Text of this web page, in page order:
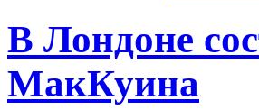
В Лондоне
МакКуина